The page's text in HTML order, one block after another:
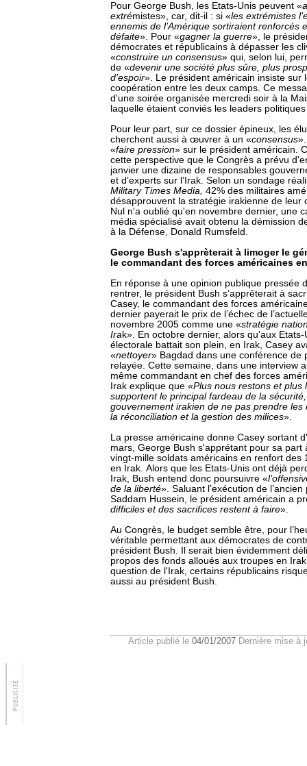
Pour George Bush, les Etats-Unis peuvent «
extrémistes», car, dit-il : si «les extrémistes
ennemis de l’Amérique sortiraient renforcés
défaite». Pour «gagner la guerre», le
démocrates et républicains à dépasser les
«construire un consensus» qui, selon lui,
de «devenir une société plus sûre, plus
d’espoir». Le président américain insiste sur
coopération entre les deux camps. Ce
d'une soirée organisée mercredi soir à la
laquelle étaient conviés les leaders
Pour leur part, sur ce dossier épineux, les
cherchent aussi à œuvrer à un «consensus
«faire pression» sur le président américain.
cette perspective que le Congrès a prévu
janvier une dizaine de responsables
et d’experts sur l’Irak. Selon un sondage
Military Times Media, 42% des militaires
désapprouvent la stratégie irakienne de leur
Nul n'a oublié qu'en novembre dernier, une
média spécialisé avait obtenu la démission
à la Défense, Donald Rumsfeld.
George Bush s'apprèterait à limoger le
le commandant des forces américaines
En réponse à une opinion publique pressée
rentrer, le président Bush s’apprêterait à
Casey, le commandant des forces
dernier payerait le prix de l’échec de
novembre 2005 comme une «stratégie
Irak». En octobre dernier, alors qu'aux
électorale battait son plein, en Irak, Casey
«nettoyer» Bagdad dans une conférence de
relayée. Cette semaine, dans une interview
même commandant en chef des forces
Irak explique que «Plus nous restons et plus
supportent le principal fardeau de la
gouvernement irakien de ne pas prendre les
la réconciliation et la gestion des milices».
La presse américaine donne Casey sortant
mars, George Bush s'apprétant pour sa part
vingt-mille soldats américains en renfort des
en Irak. Alors que les Etats-Unis ont déjà
Irak, Bush entend donc poursuivre «
de la liberté». Saluant l’exécution de
Saddam Hussein, le président américain a
difficiles et des sacrifices restent à faire».
Au Congrès, le budget semble être, pour
véritable permettant aux démocrates de
président Bush. Il serait bien évidemment
propos des fonds alloués aux troupes en
question de l'Irak, certains républicains
aussi au président Bush.
Article publié le 04/01/2007 Dernière mise à